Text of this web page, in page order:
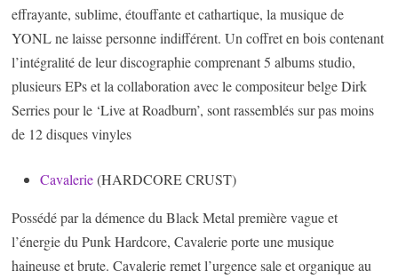
effrayante, sublime, étouffante et cathartique, la musique de
YONL ne laisse personne indifférent. Un coffret en bois contenant
l’intégralité de leur discographie comprenant 5 albums studio,
plusieurs EPs et la collaboration avec le compositeur belge Dirk
Serries pour le ‘Live at Roadburn’, sont rassemblés sur pas moins
de 12 disques vinyles
Cavalerie(HARDCORE CRUST)
Possédé par la démence du Black Metal première vague et
l’énergie du Punk Hardcore, Cavalerie porte une musique
haineuse et brute. Cavalerie remet l’urgence sale et organique au